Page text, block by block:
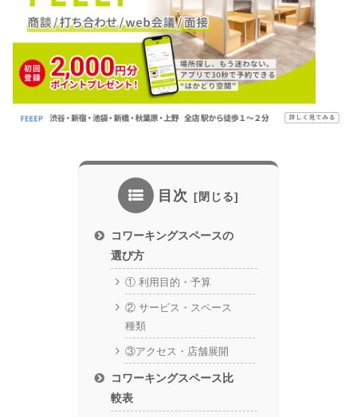
目次
コワーキングスペースの
選び方
① 利用目的・予算
② サービス・スペース
種類
③アクセス・店舗展開
コワーキングスペース比
較表